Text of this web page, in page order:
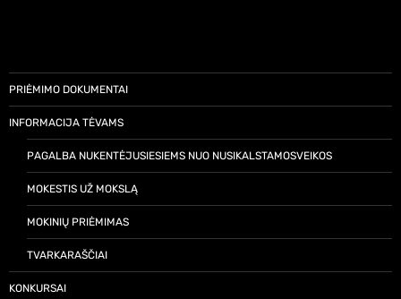
PRIĖMIMO DOKUMENTAI
INFORMACIJA TĖVAMS
PAGALBA NUKENTĖJUSIESIEMS NUO NUSIKALSTAMOSVEIKOS
MOKESTIS UŽ MOKSLĄ
MOKINIŲ PRIĖMIMAS
TVARKARAŠČIAI
KONKURSAI